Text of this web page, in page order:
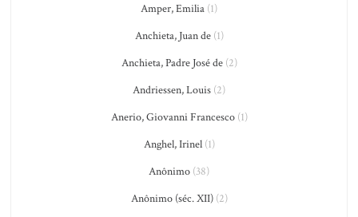
Amper, Emilia (1)
Anchieta, Juan de(1)
Anchieta, Padre José de(2)
Andriessen, Louis (2)
Anerio, Giovanni Francesco(1)
Anghel, Irinel(1)
Anônimo (38)
Anônimo (séc. XII)(2)